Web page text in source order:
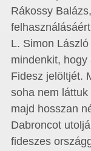
Rákossy
L. Simon
mindenkit,
Fidesz jelöltjét.
soha nem
majd hosszan
Dabroncot
fideszes